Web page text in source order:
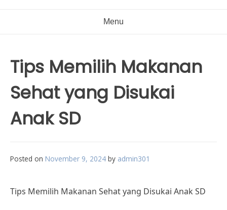
Menu
Tips Memilih Makanan
Sehat yang Disukai
Anak SD
Posted on November 9, 2024 by admin301
Tips Memilih Makanan Sehat yang Disukai Anak SD